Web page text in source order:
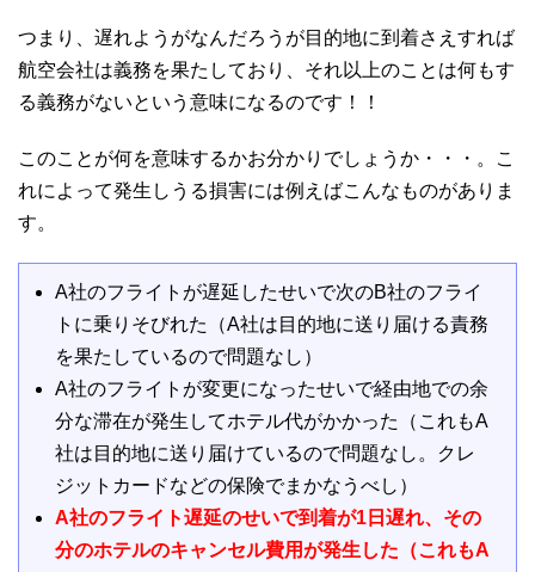
つまり、遅れようがなんだろうが目的地に到着さえすれば
航空会社は義務を果たしており、それ以上のことは何もす
る義務がないという意味になるのです！！
このことが何を意味するかお分かりでしょうか・・・。こ
れによって発生しうる損害には例えばこんなものがありま
す。
A社のフライトが遅延したせいで次のB社のフライ
トに乗りそびれた（A社は目的地に送り届ける責務
を果たしているので問題なし）
A社のフライトが変更になったせいで経由地での余
分な滞在が発生してホテル代がかかった（これもA
社は目的地に送り届けているので問題なし。クレ
ジットカードなどの保険でまかなうべし）
A社のフライト遅延のせいで到着が1日遅れ、その
分のホテルのキャンセル費用が発生した（これもA